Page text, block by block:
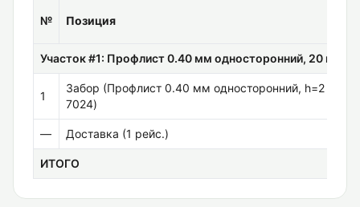
№ Позиция
Участок #1: Профлист 0.40 мм односторонний, 20 м
1
Забор (Профлист 0.40 мм односторонний, h=2 м,
7024)
— Доставка (1 рейс.)
ИТОГО